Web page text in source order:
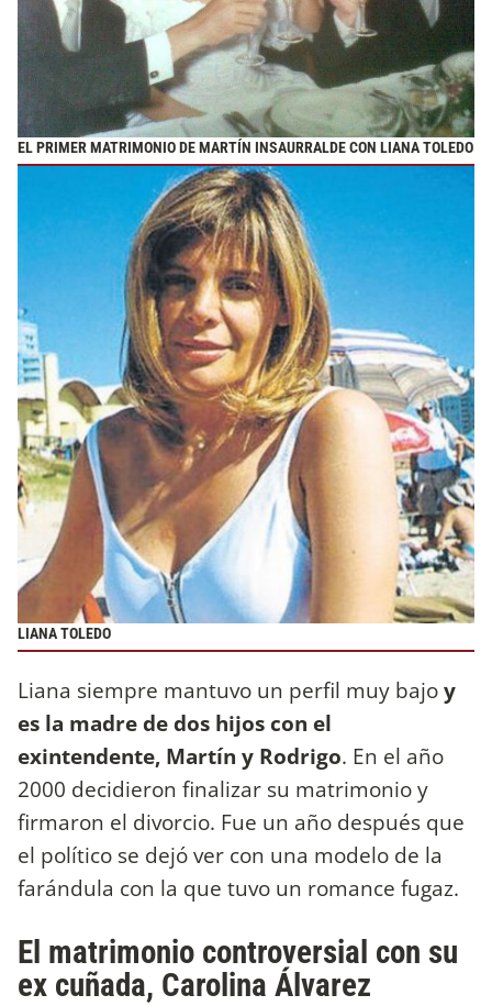
EL PRIMER MATRIMONIO DE MARTÍN INSAURRALDE CON LIANA TOLEDO
LIANA TOLEDO
Liana siempre mantuvo un perfil muy bajoy
es la madre de dos hijos con el
exintendente, Martín y Rodrigo. En el año
2000 decidieron finalizar su matrimonio y
firmaron el divorcio. Fue un año después que
el político se dejó ver con una modelo de la
farándula con la que tuvo un romance fugaz.
El matrimonio controversial con su
ex cuñada, Carolina Álvarez